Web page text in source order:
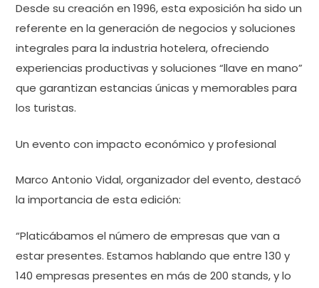
Desde su creación en 1996, esta exposición ha sido un
referente en la generación de negocios y soluciones
integrales para la industria hotelera, ofreciendo
experiencias productivas y soluciones “llave en mano”
que garantizan estancias únicas y memorables para
los turistas.
Un evento con impacto económico y profesional
Marco Antonio Vidal, organizador del evento, destacó
la importancia de esta edición:
“Platicábamos el número de empresas que van a
estar presentes. Estamos hablando que entre 130 y
140 empresas presentes en más de 200 stands, y lo